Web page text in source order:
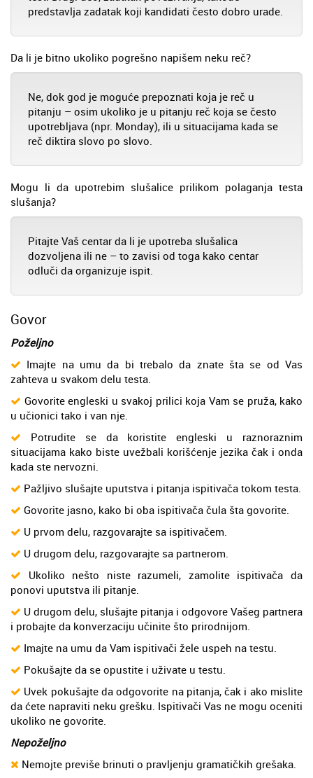
predstavlja zadatak koji kandidati često dobro urade.
Da li je bitno ukoliko pogrešno napišem neku reč?
Ne, dok god je moguće prepoznati koja je reč u
pitanju – osim ukoliko je u pitanju reč koja se često
upotrebljava (npr. Monday), ili u situacijama kada se
reč diktira slovo po slovo.
Mogu li da upotrebim slušalice prilikom polaganja testa
slušanja?
Pitajte Vaš centar da li je upotreba slušalica
dozvoljena ili ne – to zavisi od toga kako centar
odluči da organizuje ispit.
Govor
Poželjno
Imajte na umu da bi trebalo da znate šta se od Vas
zahteva u svakom delu testa.
Govorite engleski u svakoj prilici koja Vam se pruža, kako
u učionici tako i van nje.
Potrudite se da koristite engleski u raznoraznim
situacijama kako biste uvežbali korišćenje jezika čak i onda
kada ste nervozni.
Pažljivo slušajte uputstva i pitanja ispitivača tokom testa.
Govorite jasno, kako bi oba ispitivača čula šta govorite.
U prvom delu, razgovarajte sa ispitivačem.
U drugom delu, razgovarajte sa partnerom.
Ukoliko nešto niste razumeli, zamolite ispitivača da
ponovi uputstva ili pitanje.
U drugom delu, slušajte pitanja i odgovore Vašeg partnera
i probajte da konverzaciju učinite što prirodnijom.
Imajte na umu da Vam ispitivači žele uspeh na testu.
Pokušajte da se opustite i uživate u testu.
Uvek pokušajte da odgovorite na pitanja, čak i ako mislite
da ćete napraviti neku grešku. Ispitivači Vas ne mogu oceniti
ukoliko ne govorite.
Nepoželjno
Nemojte previše brinuti o pravljenju gramatičkih grešaka.